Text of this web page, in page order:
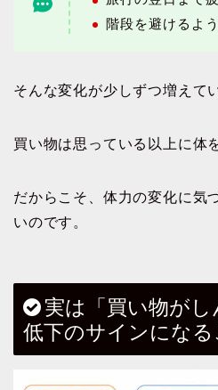
階段を避けるよ
そんな変化が少しずつ増えて
買い物は思っている以上に体
だからこそ、体力の変化に気
いのです。
実は「買い物が
低下のサインにな